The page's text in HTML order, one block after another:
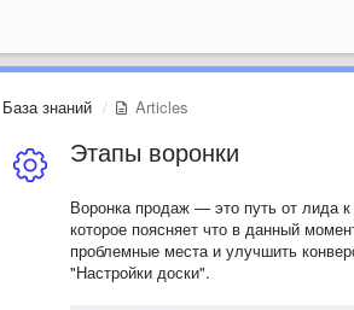
База знаний Articles
Этапы воронки
Воронка продаж — это путь от лида
которое поясняет что в данный
проблемные места и улучшить
"Настройки доски".